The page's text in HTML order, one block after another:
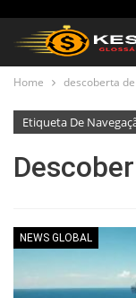
Home descoberta
Etiqueta De
NEWS GLOBAL